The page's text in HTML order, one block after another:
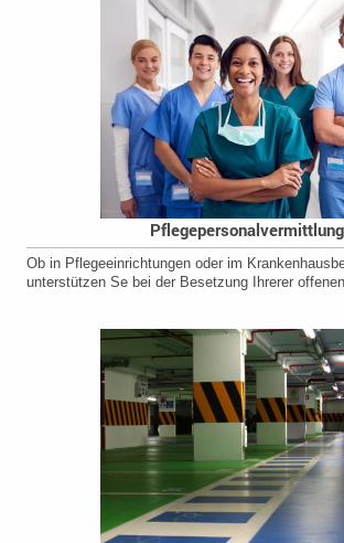
Pflegepersonalvermittlung
Ob in Pflegeeinrichtungen oder im
unterstützen Se bei der Besetzung Ihrerer